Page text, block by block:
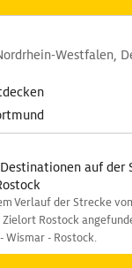
Westfalen,
auf der
Verlauf der Strecke
Rostock
Wismar - Rostock.